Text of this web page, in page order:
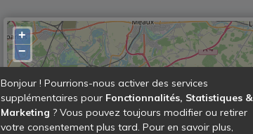
+
−
Bonjour ! Pourrions-nous activer des services
supplémentaires pour Fonctionnalités, Statistiques &
Marketing ? Vous pouvez toujours modifier ou retirer
votre consentement plus tard. Pour en savoir plus,